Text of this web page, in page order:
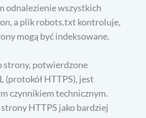
odnalezienie wszystkich
a plik robots.txt kontroluje,
mogą być indeksowane.
strony, potwierdzone
(protokół HTTPS), jest
czynnikiem technicznym.
HTTPS jako bardziej